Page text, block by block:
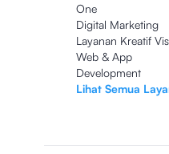
One
Digital Marketing
Layanan Kreatif
Web & App
Development
Lihat Semua